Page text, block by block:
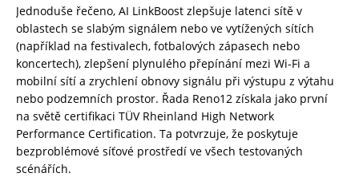
Jednoduše řečeno, AI LinkBoost zlepšuje latenci sítě v
oblastech se slabým signálem nebo ve vytížených sítích
(například na festivalech, fotbalových zápasech nebo
koncertech), zlepšení plynulého přepínání mezi Wi-Fi a
mobilní sítí a zrychlení obnovy signálu při výstupu z výtahu
nebo podzemních prostor. Řada Reno12 získala jako první
na světě certifikaci TÜV Rheinland High Network
Performance Certification. Ta potvrzuje, že poskytuje
bezproblémové síťové prostředí ve všech testovaných
scénářích.